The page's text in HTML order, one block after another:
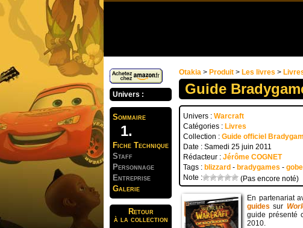
Univers :
Sommaire
Fiche Technique
Staff
Personnage
Entreprise
Galerie
Retour
à la collection
Otakia > Produit > Les livres >
Guide
Univers : Warcraft
Catégories : Livres
Collection : Guide officiel
Date : Samedi 25 juin 2011
Rédacteur : Jérôme COGNET
Tags : blizzard - bradygames -
Note :
(Pas encore noté)
En partenariat
guides sur
guide présenté
2010.